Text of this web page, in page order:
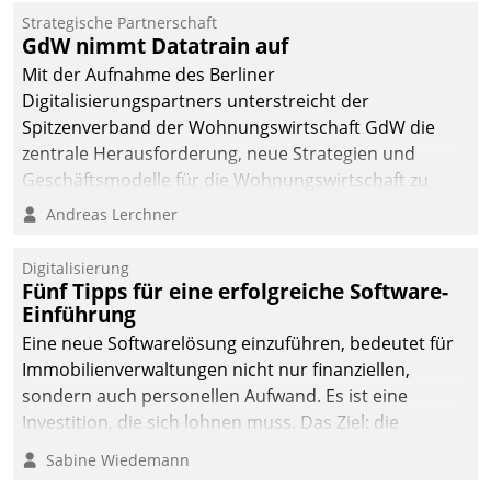
kommunale Wohnungsbauunternehmen daher
gemeinsam mit der Berliner Datatrain GmbH den
Teilprozess der Objektsanierung digitalisiert.
Strategische Partnerschaft
GdW nimmt Datatrain auf
Mit der Aufnahme des Berliner
Digitalisierungspartners unterstreicht der
Spitzenverband der Wohnungswirtschaft GdW die
zentrale Herausforderung, neue Strategien und
Geschäftsmodelle für die Wohnungswirtschaft zu
entwickeln.
Andreas Lerchner
Digitalisierung
Fünf Tipps für eine erfolgreiche Software-
Einführung
Eine neue Softwarelösung einzuführen, bedeutet für
Immobilienverwaltungen nicht nur finanziellen,
sondern auch personellen Aufwand. Es ist eine
Investition, die sich lohnen muss. Das Ziel: die
nachhaltige Optimierung der Geschäftsabläufe. Damit
dieses Ziel erreicht wird, sollten einige Grundregeln
Sabine Wiedemann